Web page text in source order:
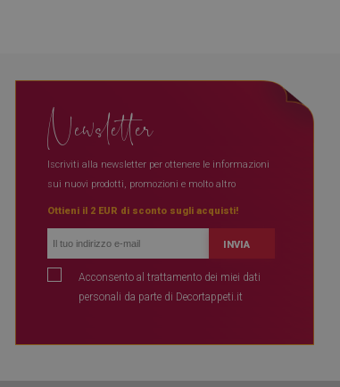
Newsletter
Iscriviti alla newsletter per ottenere le informazioni
sui nuovi prodotti, promozioni e molto altro
Ottieni il 2 EUR di sconto sugli acquisti!
INVIA
Acconsento al trattamento dei miei dati
personali da parte di Decortappeti.it